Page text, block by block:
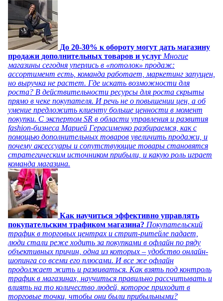
До 20-30% к обороту могут дать магазину
продажи дополнительных товаров и услуг Многие
магазины сегодня уперлись в «потолок» продаж:
ассортимент есть, команда работает, маркетинг запущен,
но выручка не растет. Где искать возможности для
роста? В действительности ресурсы для роста скрыты
прямо в чеке покупателя. И речь не о повышении цен, а об
умение предложить клиенту больше ценности в момент
покупки. С экспертом SR в области управления и развития
fashion-бизнеса Марией Герасименко разбираемся, как с
помощью дополнительных товаров увеличить продажи, и
почему аксессуары и сопутствующие товары становятся
стратегическим источником прибыли, и какую роль играет
команда магазина.
Как научиться эффективно управлять
покупательским трафиком магазина? Покупательский
трафик в торговых центрах и стрит-ритейле падает,
люди стали реже ходить за покупками в офлайн по ряду
объективных причин, одна из которых – удобство онлайн-
шопинга со всеми его плюсами. И все же офлайн
продолжает жить и развиваться. Как взять под контроль
трафик в магазинах, научиться правильно рассчитывать и
влиять на то количество людей, которое приходит в
торговые точки, чтобы они были прибыльными?